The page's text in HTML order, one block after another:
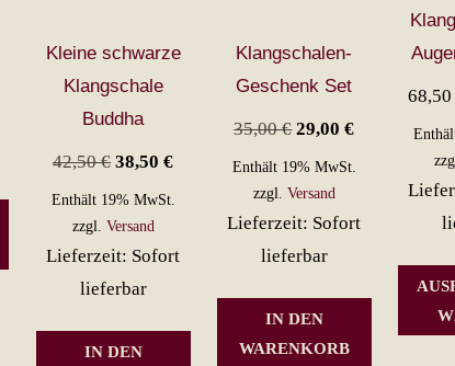
Dieses
weist
Varianten
Kleine schwarze
Klangschale
Buddha
42,50€ Ursprünglicher
Preis
war:
42,50 €
38,50€Aktueller
38,50 €.
Enthält 19% MwSt.
zzgl. Versand
Lieferzeit: Sofort
lieferbar
IN DEN
Klangschalen-
Geschenk Set
35,00€ Ursprünglicher
Preis
war:
35,00 €
29,00€Aktueller
29,00 €.
Enthält 19% MwSt.
zzgl. Versand
Lieferzeit: Sofort
lieferbar
IN DEN
WARENKORB
68,50